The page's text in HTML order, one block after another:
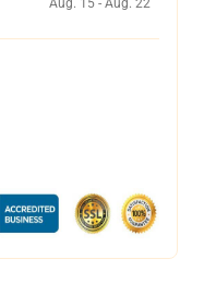
Aug. 15 - Aug. 22